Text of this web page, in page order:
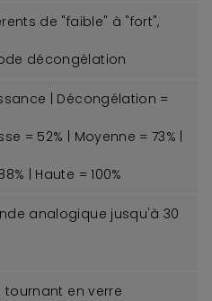
de "faible" à "fort",
décongélation
| Décongélation =
= 52% | Moyenne = 73% |
| Haute = 100%
analogique jusqu'à 30
tournant en verre